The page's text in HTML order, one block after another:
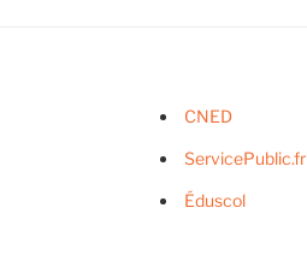
CNED
ServicePublic.fr
Éduscol